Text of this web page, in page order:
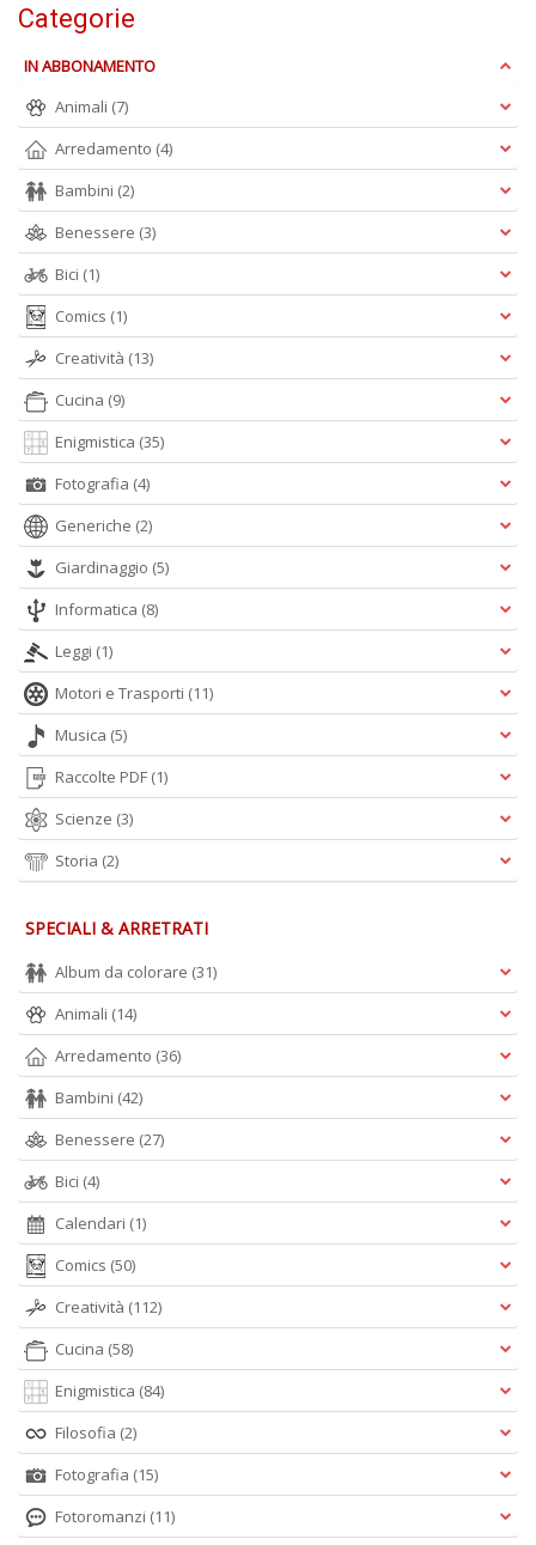
Categorie
IN ABBONAMENTO
Animali (7)
Arredamento (4)
Bambini (2)
Benessere (3)
Bici (1)
Comics (1)
Creatività (13)
Cucina (9)
Enigmistica (35)
Fotografia (4)
Generiche (2)
Giardinaggio (5)
Informatica (8)
Leggi (1)
Motori e Trasporti (11)
Musica (5)
Raccolte PDF (1)
Scienze (3)
Storia (2)
SPECIALI & ARRETRATI
Album da colorare (31)
Animali (14)
Arredamento (36)
Bambini (42)
Benessere (27)
Bici (4)
Calendari (1)
Comics (50)
Creatività (112)
Cucina (58)
Enigmistica (84)
Filosofia (2)
Fotografia (15)
Fotoromanzi (11)